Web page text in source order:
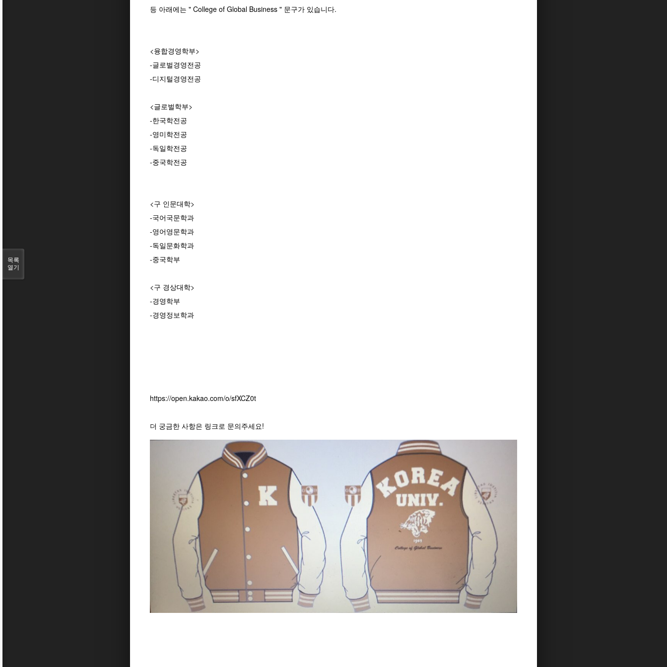
등 아래에는 " College of Global Business " 문구가 있습니다.
<융합경영학부>
-글로벌경영전공
-디지털경영전공
<글로벌학부>
-한국학전공
-영미학전공
-독일학전공
-중국학전공
<구 인문대학>
-국어국문학과
-영어영문학과
-독일문화학과
-중국학부
<구 경상대학>
-경영학부
-경영정보학과
https://open.kakao.com/o/sfXCZ0t
더 궁금한 사항은 링크로 문의주세요!
목록
열기